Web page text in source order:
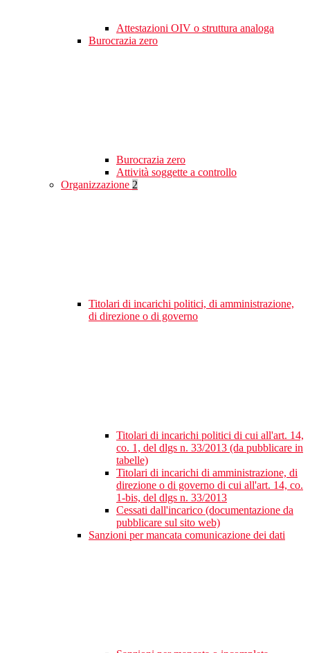
Attestazioni OIV o struttura analoga
Burocrazia zero
Burocrazia zero
Attività soggette a controllo
Organizzazione 2
Titolari di incarichi politici, di amministrazione,
di direzione o di governo
Titolari di incarichi politici di cui all'art. 14,
co. 1, del dlgs n. 33/2013 (da pubblicare in
tabelle)
Titolari di incarichi di amministrazione, di
direzione o di governo di cui all'art. 14, co.
1-bis, del dlgs n. 33/2013
Cessati dall'incarico (documentazione da
pubblicare sul sito web)
Sanzioni per mancata comunicazione dei dati